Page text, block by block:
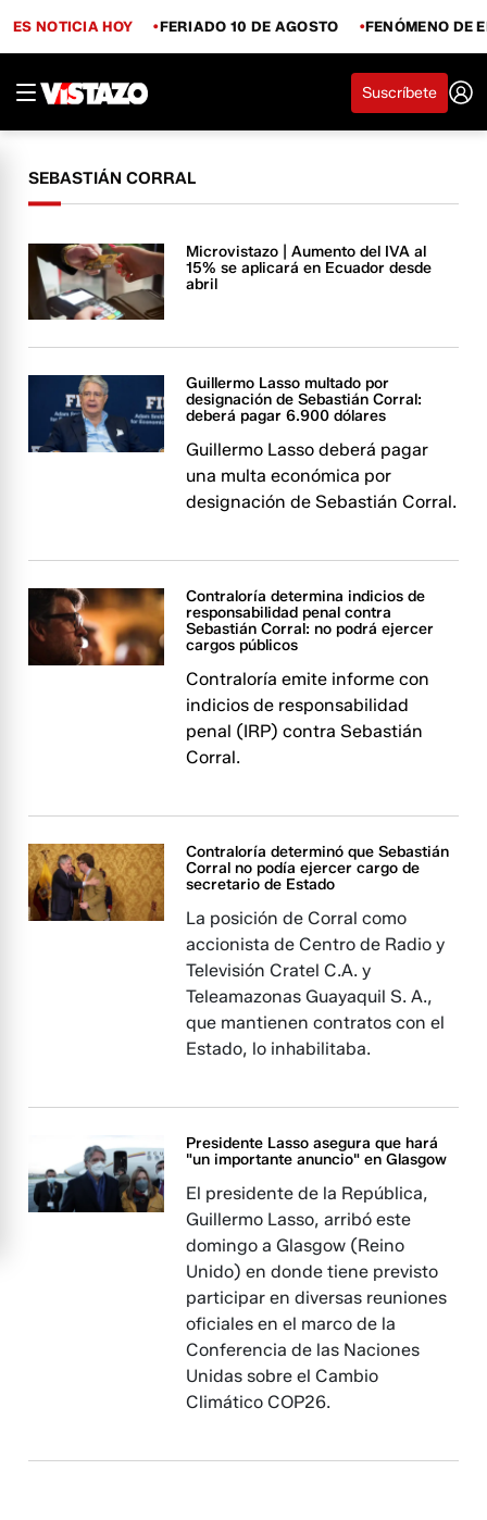
ES NOTICIA HOY FERIADO 10 DE AGOSTO FENÓMENO DE
Suscríbete
SEBASTIÁN CORRAL
Microvistazo | Aumento del IVA al
15% se aplicará en Ecuador desde
abril
Guillermo Lasso multado por
designación de Sebastián Corral:
deberá pagar 6.900 dólares
Guillermo Lasso deberá pagar
una multa económica por
designación de Sebastián Corral.
Contraloría determina indicios de
responsabilidad penal contra
Sebastián Corral: no podrá ejercer
cargos públicos
Contraloría emite informe con
indicios de responsabilidad
penal (IRP) contra Sebastián
Corral.
Contraloría determinó que Sebastián
Corral no podía ejercer cargo de
secretario de Estado
La posición de Corral como
accionista de Centro de Radio y
Televisión Cratel C.A. y
Teleamazonas Guayaquil S. A.,
que mantienen contratos con el
Estado, lo inhabilitaba.
Presidente Lasso asegura que hará
"un importante anuncio" en Glasgow
El presidente de la República,
Guillermo Lasso, arribó este
domingo a Glasgow (Reino
Unido) en donde tiene previsto
participar en diversas reuniones
oficiales en el marco de la
Conferencia de las Naciones
Unidas sobre el Cambio
Climático COP26.